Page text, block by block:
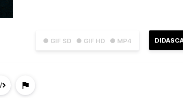
● GIF SD ● GIF HD ● MP4